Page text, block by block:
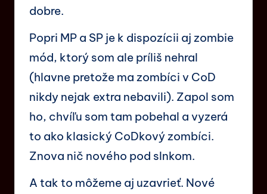
dobre.
Popri MP a SP je k dispozícii aj zombie
mód, ktorý som ale príliš nehral
(hlavne pretože ma zombíci v CoD
nikdy nejak extra nebavili). Zapol som
ho, chvíľu som tam pobehal a vyzerá
to ako klasický CoDkový zombíci.
Znova nič nového pod slnkom.
A tak to môžeme aj uzavrieť. Nové